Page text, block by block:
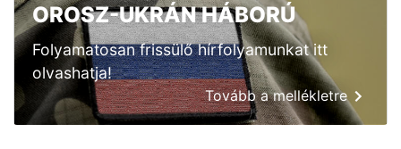
OROSZ-UKRÁN HÁBORÚ
Folyamatosan frissülő hírfolyamunkat itt
olvashatja!
Tovább a mellékletre